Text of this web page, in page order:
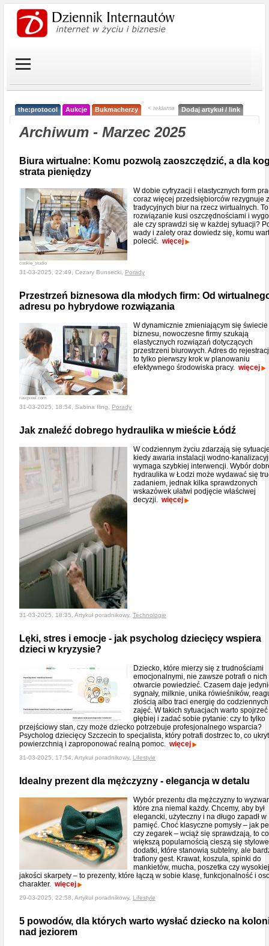
the:protocol Aukcje Bukmacherzy < reklama Dodaj artykuł / link
Archiwum - Marzec 2025
Biura wirtualne: Komu pozwolą zaoszczędzić, a dla
strata pieniędzy
cookie_studio
W dobie cyfryzacji i elastycznych form
coraz więcej przedsiębiorców rezygnuje z
tradycyjnych biur na rzecz wirtualnych. To
rozwiązanie kusi oszczędnościami i
ale czy sprawdzi się w każdej sytuacji?
wady i zalety oraz dowiedz się, komu
polecić. więcej
31-03-2025, 22:49, Cezary Bunsecki, Porady
Przestrzeń biznesowa dla młodych firm: Od
adresu po hybrydowe rozwiązania
rawpixel.com
W dynamicznie zmieniającym się świecie
biznesu, nowoczesne firmy szukają
elastycznych rozwiązań dotyczących
przestrzeni biurowych. Adres do
to tylko pierwszy krok w planowaniu
efektywnego środowiska pracy. więcej
31-03-2025, 18:54, Sabina Iling, Porady
Jak znaleźć dobrego hydraulika w mieście Łódź
W codziennym życiu zdarzają się
kiedy awaria instalacji wodno-
wymaga szybkiej interwencji. Wybór
hydraulika w Łodzi może wydawać się
zadaniem, jednak kilka sprawdzonych
wskazówek ułatwi podjęcie właściwej
decyzji. więcej
31-03-2025, 18:35, Artykuł poradnikowy, Technologie
Lęki, stres i emocje - jak psycholog dziecięcy wspiera
dzieci w kryzysie?
Dziecko, które mierzy się z trudnościami
emocjonalnymi, nie zawsze potrafi o nich
otwarcie powiedzieć. Czasem daje
sygnały, milknie, unika rówieśników,
złością albo traci energię do codziennych
zajęć. W takich sytuacjach warto spojrzeć
głębiej i zadać sobie pytanie: czy to tylko
przejściowy stan, czy może dziecko potrzebuje profesjonalnego wsparcia?
Psycholog dziecięcy Szczecin to specjalista, który potrafi dostrzec to, co
powierzchnią i zaproponować realną pomoc. więcej
31-03-2025, 17:54, Artykuł poradnikowy, Lifestyle
Idealny prezent dla mężczyzny - elegancja w detalu
Wybór prezentu dla mężczyzny to
które zna niemal każdy. Chcemy, aby był
elegancki, użyteczny i na długo zapadł w
pamięć. Choć klasyczne pomysły – jak
czy zegarek – wciąż się sprawdzają, to
większą popularnością cieszą się stylowe
dodatki, które stanowią subtelny, ale
trafiony gest. Krawat, koszula, spinki do
mankietów, mucha, poszetka czy wysokiej
jakości skarpety – to prezenty, które łączą w sobie klasę, funkcjonalność i
charakter. więcej
29-03-2025, 22:58, Artykuł poradnikowy, Lifestyle
5 powodów, dla których warto wysłać dziecko na
nad jeziorem